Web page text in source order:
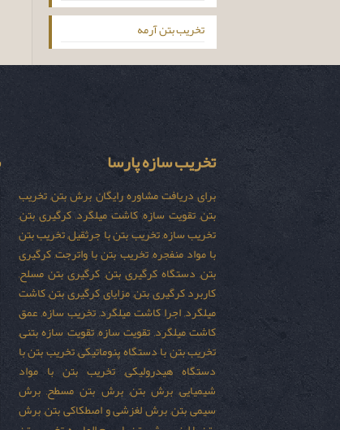
تخریب بتن آرمه
تخریب سازه پارسا
برای دریافت مشاوره رایگان برش بتن, تخریب
بتن, تقویت سازه, کاشت میلگرد, کرگیری بتن,
تخریب سازه, تخریب بتن با جرثقیل, تخریب بتن
با مواد منفجره, تخریب بتن با واترجت, کرگیری
بتن, دستگاه کرگیری بتن, کرگیری بتن مسلح,
کاربرد کرگیری بتن, مزایای کرگیری بتن, کاشت
میلگرد, اجرا کاشت میلگرد, تخریب سازه, عمق
کاشت میلگرد, تقویت سازه, تقویت سازه بتنی,
تخریب بتن با دستگاه پنوماتیکی, تخریب بتن با
دستگاه هیدرولیکی, تخریب بتن با مواد
شیمیایی, برش بتن, برش بتن مسطح, برش
سیمی بتن, برش لغزشی و اصطکاکی بتن, برش